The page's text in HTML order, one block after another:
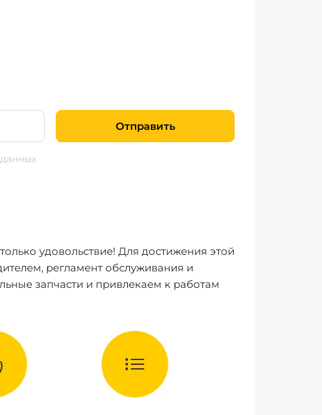
Отправить
удовольствие! Для достижения этой
регламент обслуживания и
запчасти и привлекаем к работам